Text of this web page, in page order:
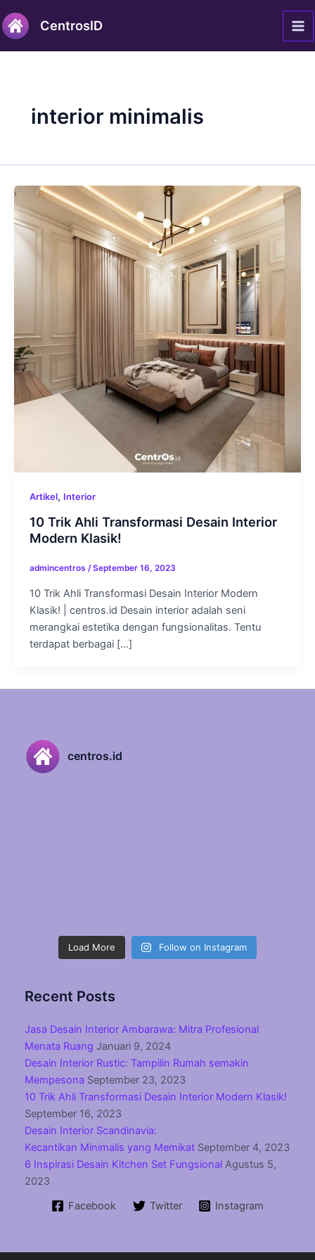
ke
konten
CentrosID
interior minimalis
Artikel, Interior
10 Trik Ahli Transformasi Desain Interior
Modern Klasik!
admincentros /September 16, 2023
10 Trik Ahli Transformasi Desain Interior Modern
Klasik! | centros.id Desain interior adalah seni
merangkai estetika dengan fungsionalitas. Tentu
terdapat berbagai […]
centros.id
Load More Follow on Instagram
Recent Posts
Jasa Desain Interior Ambarawa: Mitra Profesional
Menata Ruang Januari 9, 2024
Desain Interior Rustic: Tampilin Rumah semakin
Mempesona September 23, 2023
10 Trik Ahli Transformasi Desain Interior Modern Klasik!
September 16, 2023
Desain Interior Scandinavia:
Kecantikan Minimalis yang Memikat September 4, 2023
6 Inspirasi Desain Kitchen Set Fungsional Agustus 5,
2023
Facebook
Twitter Instagram